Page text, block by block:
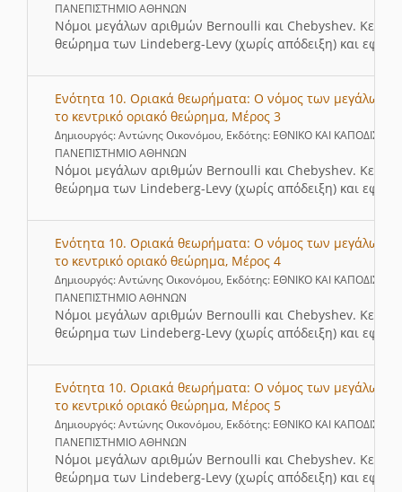
ΠΑΝΕΠΙΣΤΗΜΙΟ ΑΘΗΝΩΝ
Νόμοι μεγάλων αριθμών Bernoulli και Chebyshev.
θεώρημα των Lindeberg-Levy (χωρίς απόδειξη) και
Ενότητα 10. Οριακά θεωρήματα: Ο νόμος των μεγάλων
το κεντρικό οριακό θεώρημα, Μέρος 3
Δημιουργός: Αντώνης Οικονόμου, Εκδότης: ΕΘΝΙΚΟ ΚΑΙ
ΠΑΝΕΠΙΣΤΗΜΙΟ ΑΘΗΝΩΝ
Νόμοι μεγάλων αριθμών Bernoulli και Chebyshev.
θεώρημα των Lindeberg-Levy (χωρίς απόδειξη) και
Ενότητα 10. Οριακά θεωρήματα: Ο νόμος των μεγάλων
το κεντρικό οριακό θεώρημα, Μέρος 4
Δημιουργός: Αντώνης Οικονόμου, Εκδότης: ΕΘΝΙΚΟ ΚΑΙ
ΠΑΝΕΠΙΣΤΗΜΙΟ ΑΘΗΝΩΝ
Νόμοι μεγάλων αριθμών Bernoulli και Chebyshev.
θεώρημα των Lindeberg-Levy (χωρίς απόδειξη) και
Ενότητα 10. Οριακά θεωρήματα: Ο νόμος των μεγάλων
το κεντρικό οριακό θεώρημα, Μέρος 5
Δημιουργός: Αντώνης Οικονόμου, Εκδότης: ΕΘΝΙΚΟ ΚΑΙ
ΠΑΝΕΠΙΣΤΗΜΙΟ ΑΘΗΝΩΝ
Νόμοι μεγάλων αριθμών Bernoulli και Chebyshev.
θεώρημα των Lindeberg-Levy (χωρίς απόδειξη) και